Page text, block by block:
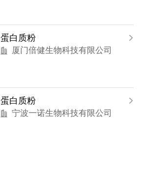
蛋白质粉
厦门倍健生物科技有限公司
蛋白质粉
宁波一诺生物科技有限公司